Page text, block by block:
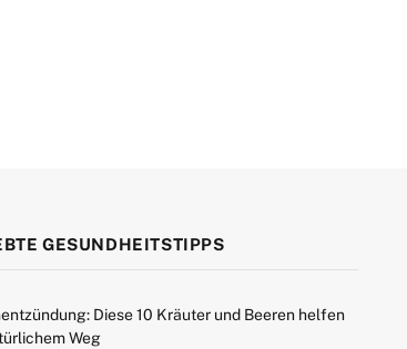
GESUNDHEITSTIPPS
Diese 10 Kräuter und Beeren helfen
Weg